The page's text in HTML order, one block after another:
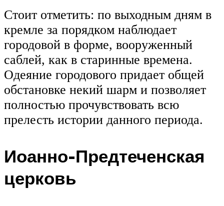
Стоит отметить: по выходным дням в
кремле за порядком наблюдает
городовой в форме, вооруженный
саблей, как в старинные времена.
Одеяние городового придает общей
обстановке некий шарм и позволяет
полностью прочувствовать всю
прелесть истории данного периода.
Иоанно-Предтеченская
церковь